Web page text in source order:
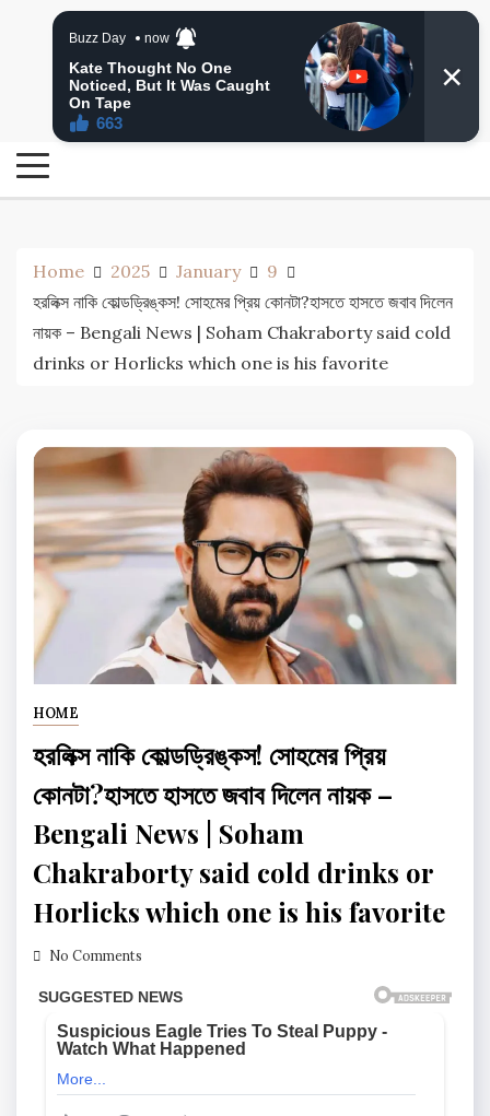
24 Ghanta Bangla News
24 Ghanta Bengali News
Home 2025 January
9
হরলিক্স নাকি কোল্ডড্রিঙ্কস! সোহমের প্রিয় কোনটা?হাসতে হাসতে জবাব দিলেন
নায়ক – Bengali News | Soham Chakraborty said cold
drinks or Horlicks which one is his favorite
HOME
হরলিক্স নাকি কোল্ডড্রিঙ্কস! সোহমের প্রিয়
কোনটা?হাসতে হাসতে জবাব দিলেন নায়ক –
Bengali News | Soham
Chakraborty said cold drinks or
Horlicks which one is his favorite
No Comments